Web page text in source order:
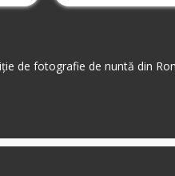
de fotografie de nuntă din